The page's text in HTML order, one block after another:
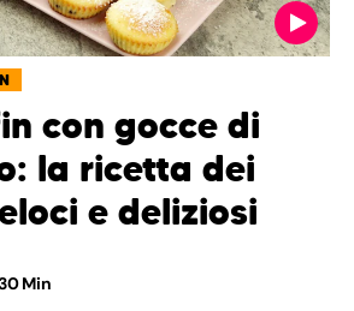
con gocce di
la ricetta dei
e deliziosi
Min